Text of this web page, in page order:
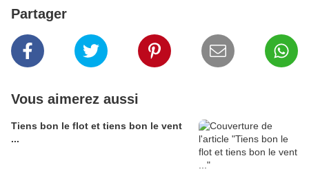
Partager
Vous aimerez aussi
Tiens bon le flot et tiens bon le vent
...